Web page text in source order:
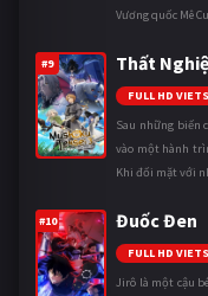
Vương quốc Mê
#9 Thất
FULL HD
Sau những biến
vào một hành
Khi đối mặt với
#10 Đuốc Đen
FULL HD
Jirô là một cậu